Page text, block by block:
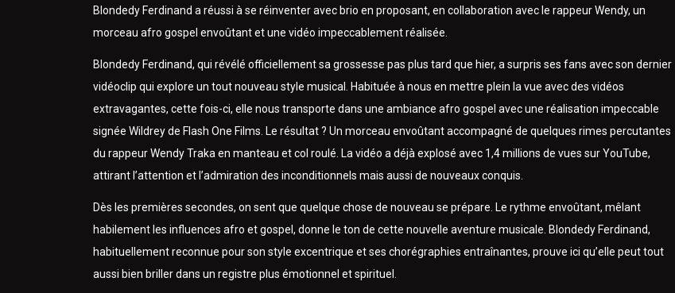
Blondedy Ferdinand a réussi à se réinventer avec brio en proposant, en collaboration avec le rappeur Wendy, un
morceau afro gospel envoûtant et une vidéo impeccablement réalisée.
Blondedy Ferdinand, qui révélé officiellement sa grossesse pas plus tard que hier, a surpris ses fans avec son dernier
vidéoclip qui explore un tout nouveau style musical. Habituée à nous en mettre plein la vue avec des vidéos
extravagantes, cette fois-ci, elle nous transporte dans une ambiance afro gospel avec une réalisation impeccable
signée Wildrey de Flash One Films. Le résultat ? Un morceau envoûtant accompagné de quelques rimes percutantes
du rappeur Wendy Traka en manteau et col roulé. La vidéo a déjà explosé avec 1,4 millions de vues sur YouTube,
attirant l’attention et l’admiration des inconditionnels mais aussi de nouveaux conquis.
Dès les premières secondes, on sent que quelque chose de nouveau se prépare. Le rythme envoûtant, mêlant
habilement les influences afro et gospel, donne le ton de cette nouvelle aventure musicale. Blondedy Ferdinand,
habituellement reconnue pour son style excentrique et ses chorégraphies entraînantes, prouve ici qu’elle peut tout
aussi bien briller dans un registre plus émotionnel et spirituel.